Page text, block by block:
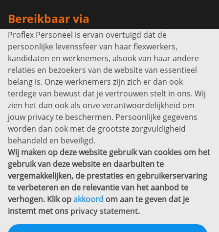
Bereikbaar via
Info@proflexpersoneel.nl
Bel ons:+31 (0)85 0450040
Prins Willem-Alexanderlaan 301
7311 SW Apeldoorn
Disclaimer
Privacyverklaring
Sitemap
Copyright
Bekijk ook eens
Proflex Personeel is ervan overtuigd dat de
persoonlijke levenssfeer van haar flexwerkers,
kandidaten en werknemers, alsook van haar andere
relaties en bezoekers van de website van essentieel
belang is. Onze werknemers zijn zich er dan ook
terdege van bewust dat je vertrouwen stelt in ons. Wij
zien het dan ook als onze verantwoordelijkheid om
jouw privacy te beschermen. Persoonlijke gegevens
worden dan ook met de grootste zorgvuldigheid
behandeld en beveiligd.
Wij maken op deze website gebruik van cookies om het
gebruik van deze website en daarbuiten te
vergemakkelijken, de prestaties en gebruikerservaring
te verbeteren en de relevantie van het aanbod te
verhogen. Klik opakkoord om aan te geven dat je
instemt met ons privacy statement.